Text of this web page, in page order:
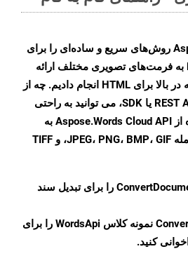
Aspose.Words Cloud SDK روش‌های سریع و ساده‌ای را برای
تبدیل فایل‌های MS Word به فرمت‌های تصویری مختلف ارائه
می‌کند، درست مانند آنچه در بالا برای HTML انجام دادیم. چه از
طریق تماس مستقیم REST API یا SDK، می توانید به راحتی
اسناد Word را با استفاده از Aspose.Words Cloud API به
چندین فرمت تصویر از جمله JPEG، PNG، BMP، GIF، و TIFF
را برای تبدیل سند
نمونه کلاس WordsApi را برای